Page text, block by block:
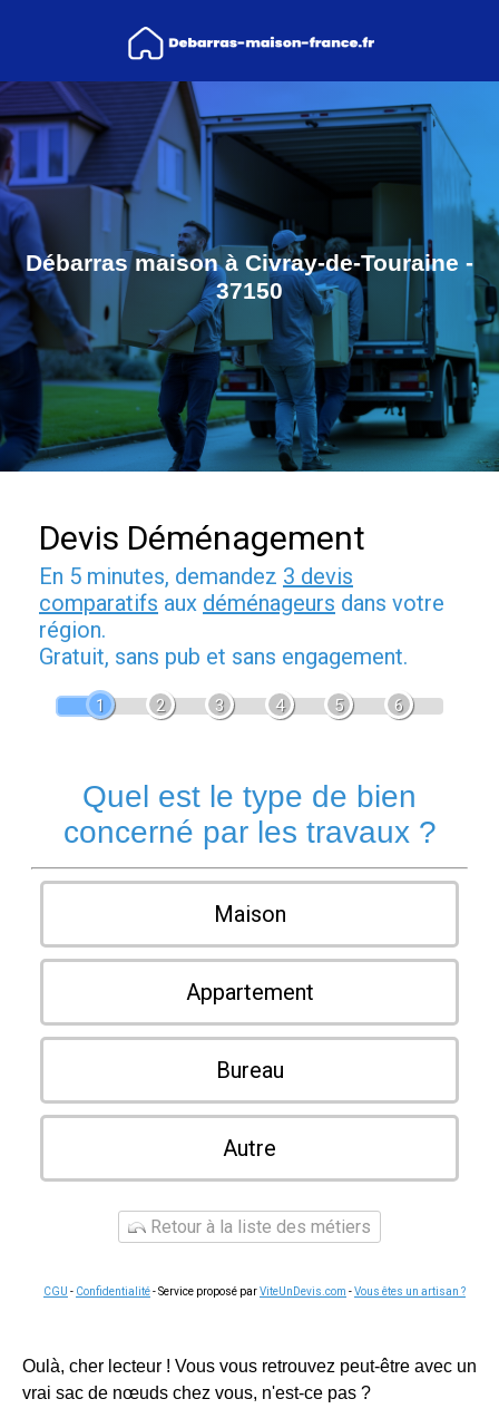
Débarras maison à Civray-de-Touraine -
37150
Devis Déménagement
En 5 minutes, demandez 3 devis
comparatifs aux déménageurs dans votre
région.
Gratuit, sans pub et sans engagement.
1 2 3 4 5 6
Quel est le type de bien
concerné par les travaux ?
Maison
Appartement
Bureau
Autre
Retour à la liste des métiers
CGU - Confidentialité- Service proposé parViteUnDevis.com -Vous êtes un artisan ?
Oulà, cher lecteur ! Vous vous retrouvez peut-être avec un
vrai sac de nœuds chez vous, n'est-ce pas ?